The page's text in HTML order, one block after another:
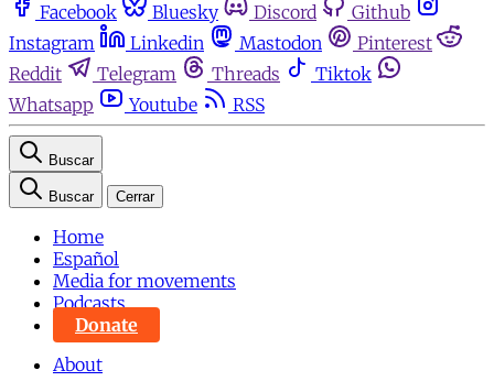
Facebook Bluesky Discord
Github
Instagram
Linkedin Mastodon
Pinterest
Reddit
Telegram Threads
Tiktok
Whatsapp
Youtube RSS
Buscar
Buscar Cerrar
Home
Español
Media for movements
Podcasts
Donate
About